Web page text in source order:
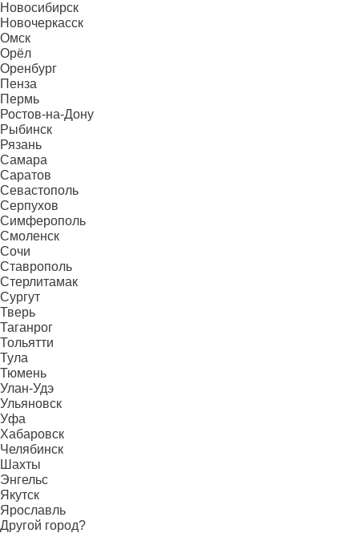
Новосибирск
Новочеркасск
Омск
Орёл
Оренбург
Пенза
Пермь
Ростов-на-Дону
Рыбинск
Рязань
Самара
Саратов
Севастополь
Серпухов
Симферополь
Смоленск
Сочи
Ставрополь
Стерлитамак
Сургут
Тверь
Таганрог
Тольятти
Тула
Тюмень
Улан-Удэ
Ульяновск
Уфа
Хабаровск
Челябинск
Шахты
Энгельс
Якутск
Ярославль
Другой город?